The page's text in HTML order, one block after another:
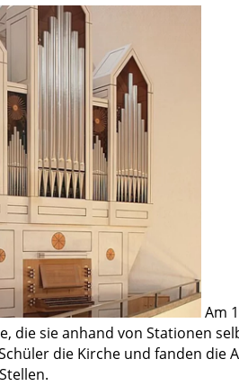
Am
die sie anhand von Stationen
die Kirche und fanden die